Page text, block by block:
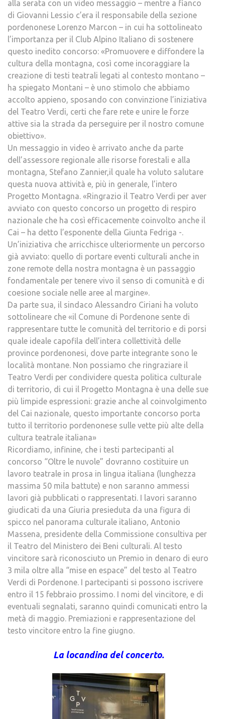
alla serata con un video messaggio – mentre a fianco
di Giovanni Lessio c’era il responsabile della sezione
pordenonese Lorenzo Marcon – in cui ha sottolineato
l’importanza per il Club Alpino Italiano di sostenere
questo inedito concorso: «Promuovere e diffondere la
cultura della montagna, così come incoraggiare la
creazione di testi teatrali legati al contesto montano –
ha spiegato Montani – è uno stimolo che abbiamo
accolto appieno, sposando con convinzione l’iniziativa
del Teatro Verdi, certi che fare rete e unire le forze
attive sia la strada da perseguire per il nostro comune
obiettivo».
Un messaggio in video è arrivato anche da parte
dell’assessore regionale alle risorse forestali e alla
montagna, Stefano Zannier,il quale ha voluto salutare
questa nuova attività e, più in generale, l’intero
Progetto Montagna. «Ringrazio il Teatro Verdi per aver
avviato con questo concorso un progetto di respiro
nazionale che ha così efficacemente coinvolto anche il
Cai – ha detto l’esponente della Giunta Fedriga -.
Un’iniziativa che arricchisce ulteriormente un percorso
già avviato: quello di portare eventi culturali anche in
zone remote della nostra montagna è un passaggio
fondamentale per tenere vivo il senso di comunità e di
coesione sociale nelle aree al margine».
Da parte sua, il sindaco Alessandro Ciriani ha voluto
sottolineare che «il Comune di Pordenone sente di
rappresentare tutte le comunità del territorio e di porsi
quale ideale capofila dell’intera collettività delle
province pordenonesi, dove parte integrante sono le
località montane. Non possiamo che ringraziare il
Teatro Verdi per condividere questa politica culturale
di territorio, di cui il Progetto Montagna è una delle sue
più limpide espressioni: grazie anche al coinvolgimento
del Cai nazionale, questo importante concorso porta
tutto il territorio pordenonese sulle vette più alte della
cultura teatrale italiana»
Ricordiamo, infinine, che i testi partecipanti al
concorso “Oltre le nuvole” dovranno costituire un
lavoro teatrale in prosa in lingua italiana (lunghezza
massima 50 mila battute) e non saranno ammessi
lavori già pubblicati o rappresentati. I lavori saranno
giudicati da una Giuria presieduta da una figura di
spicco nel panorama culturale italiano, Antonio
Massena, presidente della Commissione consultiva per
il Teatro del Ministero dei Beni culturali. Al testo
vincitore sarà riconosciuto un Premio in denaro di euro
3 mila oltre alla “mise en espace” del testo al Teatro
Verdi di Pordenone. I partecipanti si possono iscrivere
entro il 15 febbraio prossimo. I nomi del vincitore, e di
eventuali segnalati, saranno quindi comunicati entro la
metà di maggio. Premiazioni e rappresentazione del
testo vincitore entro la fine giugno.
La locandina del concerto.